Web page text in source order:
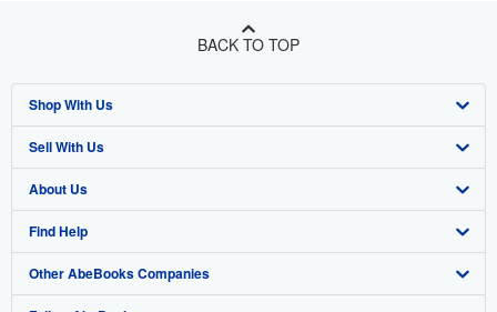
BACK TO TOP
Shop With Us
Advanced Search
Browse Collections
My Account
My Orders
Sell With Us
Start Selling
Join Our Affiliate Program
Book Buyback
About Us
About AbeBooks
Media
Find Help
Help
Other AbeBooks Companies